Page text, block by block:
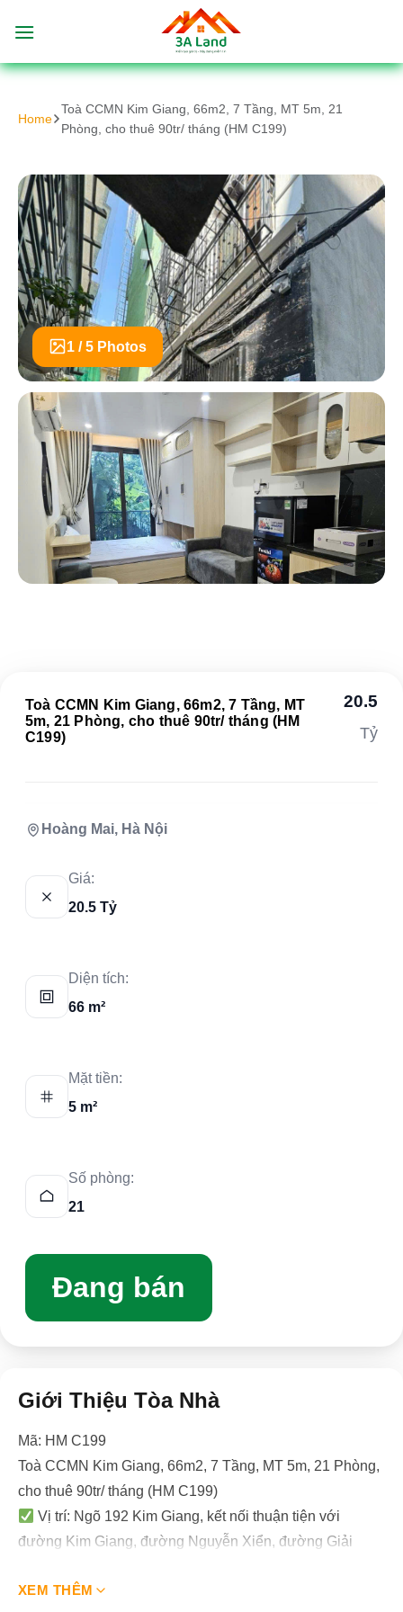
qua
dung
Home
Toà CCMN Kim Giang, 66m2, 7 Tầng, MT 5m, 21
Phòng, cho thuê 90tr/ tháng (HM C199)
1 / 5 Photos
Toà CCMN Kim Giang, 66m2, 7 Tầng, MT
5m, 21 Phòng, cho thuê 90tr/ tháng (HM
C199)
20.5
Tỷ
Hoàng Mai, Hà Nội
Giá:
20.5 Tỷ
Diện tích:
66 m²
Mặt tiền:
5 m²
Số phòng:
21
Đang bán
Giới Thiệu Tòa Nhà
Mã: HM C199
Toà CCMN Kim Giang, 66m2, 7 Tầng, MT 5m, 21 Phòng,
cho thuê 90tr/ tháng (HM C199)
Vị trí: Ngõ 192 Kim Giang, kết nối thuận tiện với
đường Kim Giang, đường Nguyễn Xiển, đường Giải
center Bà Triệu, Đại học Hà Nội, Đại họcThăng Long,
XEM THÊM